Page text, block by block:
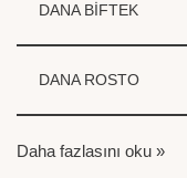
DANA BİFTEK
DANA ROSTO
Daha fazlasını oku »